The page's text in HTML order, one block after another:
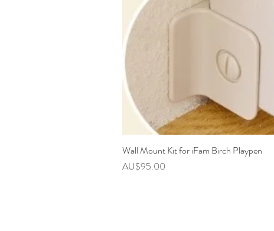
Wall Mount Kit for iFam Birch Playpen
價格
AU$95.00